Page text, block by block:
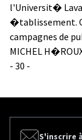
l'Universit�
�tablissement.
campagnes de
MICHEL
- 30 -
S'inscrire